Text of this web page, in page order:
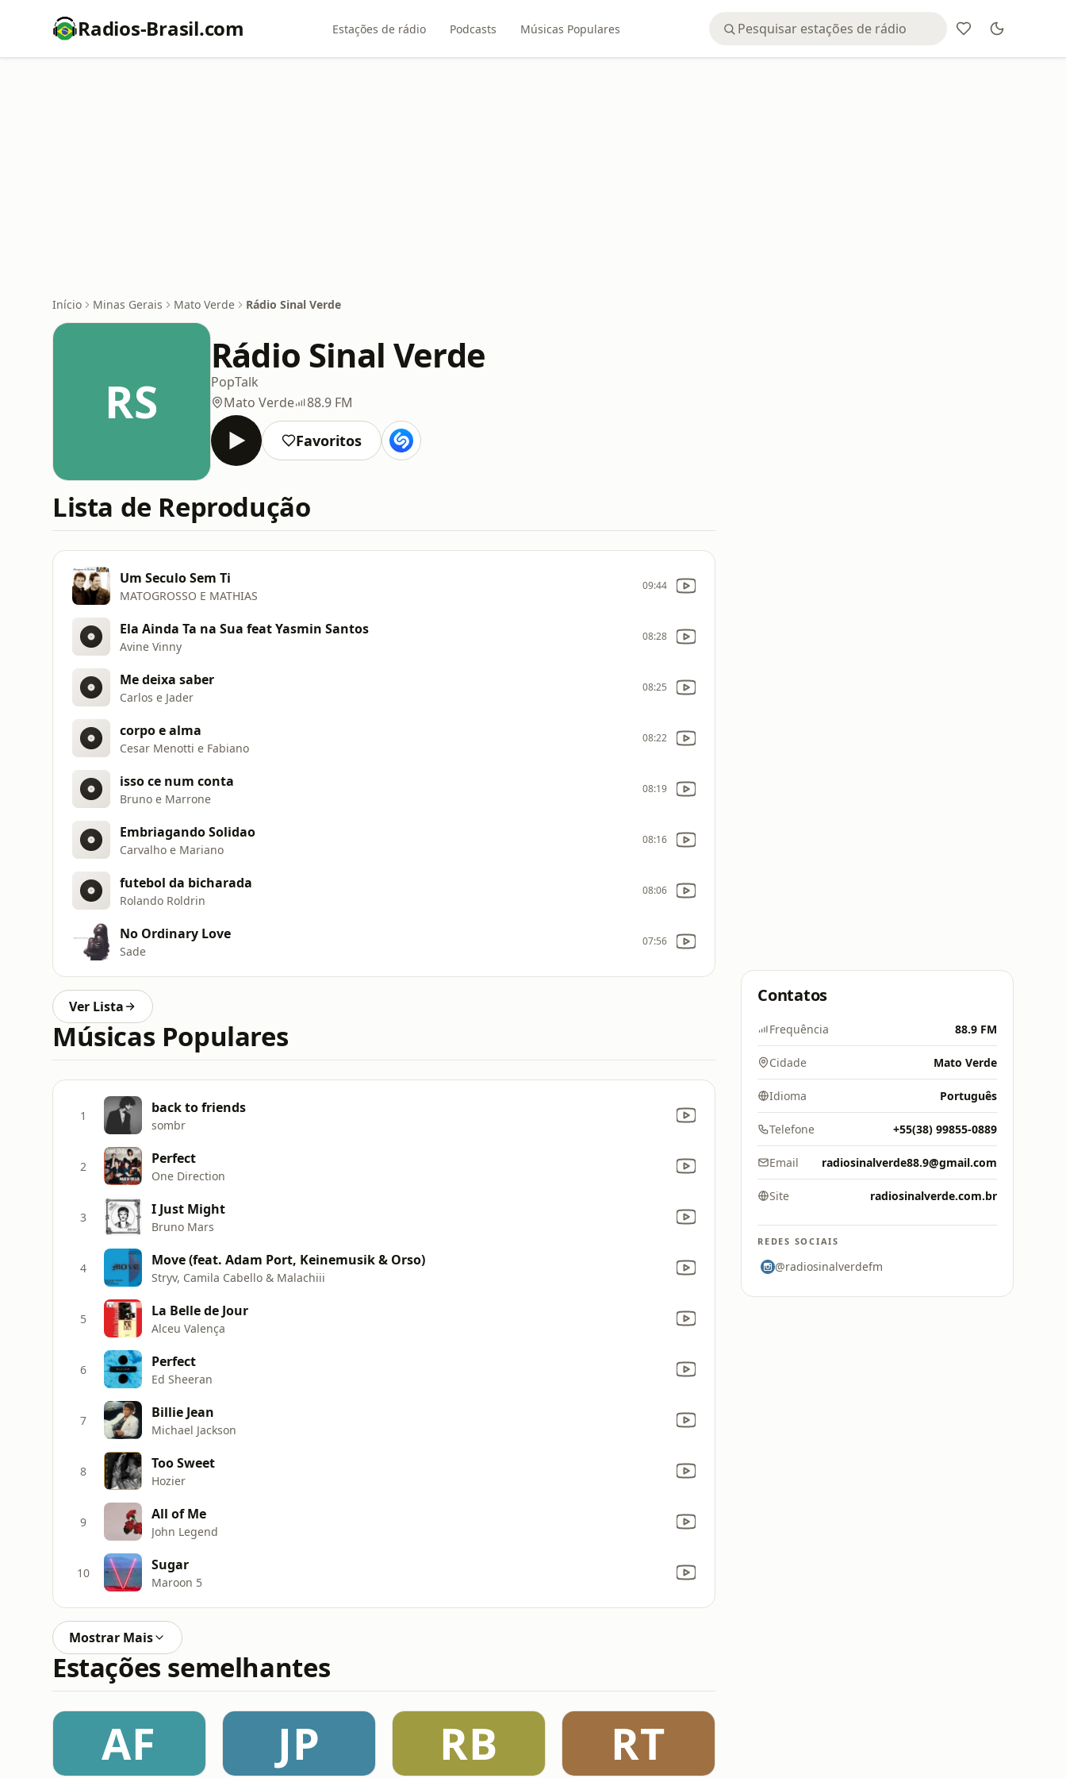
Radios-Brasil.com Estações de rádio Podcasts Músicas Populares
Início Minas Gerais Mato Verde Rádio Sinal Verde
RS
Rádio Sinal Verde
PopTalk
Mato Verde
88.9 FM
Favoritos
Lista de Reprodução
Um Seculo Sem Ti
MATOGROSSO E MATHIAS
09:44
Ela Ainda Ta na Sua feat Yasmin Santos
Avine Vinny
08:28
Me deixa saber
Carlos e Jader
08:25
corpo e alma
Cesar Menotti e Fabiano
08:22
isso ce num conta
Bruno e Marrone
08:19
Embriagando Solidao
Carvalho e Mariano
08:16
futebol da bicharada
Rolando Roldrin
08:06
No Ordinary Love
Sade
07:56
Ver Lista
Músicas Populares
1 back to friends
sombr
2 Perfect
One Direction
3 I Just Might
Bruno Mars
4 Move (feat. Adam Port, Keinemusik & Orso)
Stryv, Camila Cabello & Malachiii
5 La Belle de Jour
Alceu Valença
6 Perfect
Ed Sheeran
7 Billie Jean
Michael Jackson
8 Too Sweet
Hozier
9 All of Me
John Legend
10 Sugar
Maroon 5
Mostrar Mais
Estações semelhantes
AF JP RB RT
Contatos
Frequência 88.9 FM
Cidade Mato Verde
Idioma Português
Telefone +55(38) 99855-0889
Email radiosinalverde88.9@gmail.com
Site radiosinalverde.com.br
REDES SOCIAIS
@radiosinalverdefm